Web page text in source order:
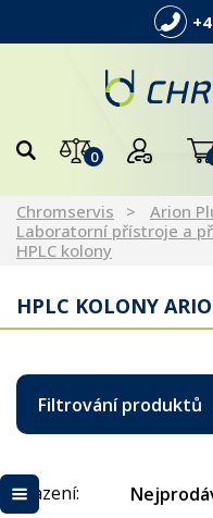
0
Chromservis
Arion
Laboratorní přístroje a
HPLC kolony
HPLC KOLONY
Filtrování produktů
Řazení: